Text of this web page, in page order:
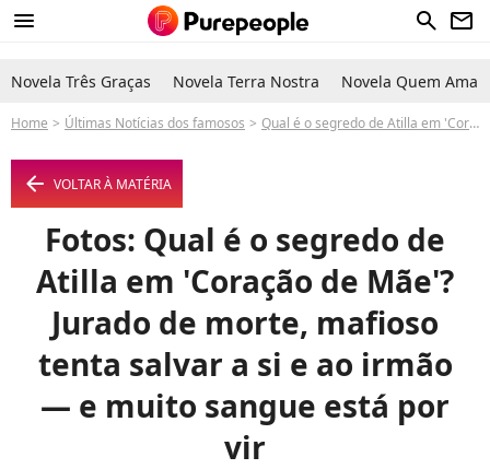
menu search newsletter
Novela Três Graças Novela Terra Nostra Novela Quem Ama
Home Últimas Notícias dos famosos Qual é o segredo de Atilla em 'Coração de Mãe'? Jurado de morte, mafioso tenta salvar a si e ao irmão — e muito sangue está por vir
arrow_left VOLTAR À MATÉRIA
Fotos: Qual é o segredo de
Atilla em 'Coração de Mãe'?
Jurado de morte, mafioso
tenta salvar a si e ao irmão
— e muito sangue está por
vir